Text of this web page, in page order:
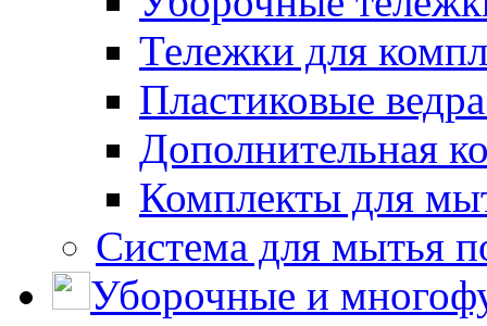
Тележки для
Пластиковые
Дополнительная
Комплекты для
Система для мытья
Уборочные и